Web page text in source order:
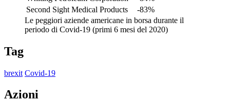
Second Sight Medical Products
-83%
Le peggiori aziende americane in borsa durante il
periodo di Covid-19 (primi 6 mesi del 2020)
Tag
brexit Covid-19
Azioni